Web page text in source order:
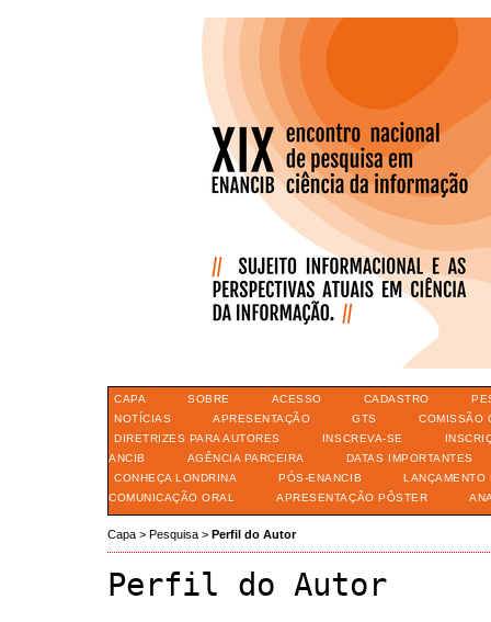
CAPA SOBRE ACESSO CADASTRO
NOTÍCIAS
APRESENTAÇÃO GTS
COMISSÃO
DIRETRIZES PARA AUTORES
INSCREVA-SE
ANCIB
AGÊNCIA PARCEIRA
DATAS IMPORTANTES
CONHEÇA LONDRINA
PÓS-ENANCIB
LANÇAMENTO
COMUNICAÇÃO ORAL
APRESENTAÇÃO PÔSTER
Capa > Pesquisa > Perfil do Autor
Perfil do Autor